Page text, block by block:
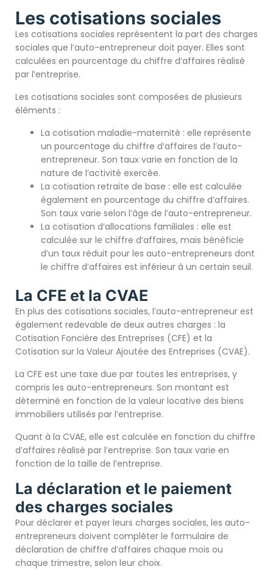
Les cotisations sociales
Les cotisations sociales représentent la part des charges
sociales que l’auto-entrepreneur doit payer. Elles sont
calculées en pourcentage du chiffre d’affaires réalisé
par l’entreprise.
Les cotisations sociales sont composées de plusieurs
éléments :
La cotisation maladie-maternité : elle représente
un pourcentage du chiffre d’affaires de l’auto-
entrepreneur. Son taux varie en fonction de la
nature de l’activité exercée.
La cotisation retraite de base : elle est calculée
également en pourcentage du chiffre d’affaires.
Son taux varie selon l’âge de l’auto-entrepreneur.
La cotisation d’allocations familiales : elle est
calculée sur le chiffre d’affaires, mais bénéficie
d’un taux réduit pour les auto-entrepreneurs dont
le chiffre d’affaires est inférieur à un certain seuil.
La CFE et la CVAE
En plus des cotisations sociales, l’auto-entrepreneur est
également redevable de deux autres charges : la
Cotisation Foncière des Entreprises (CFE) et la
Cotisation sur la Valeur Ajoutée des Entreprises (CVAE).
La CFE est une taxe due par toutes les entreprises, y
compris les auto-entrepreneurs. Son montant est
déterminé en fonction de la valeur locative des biens
immobiliers utilisés par l’entreprise.
Quant à la CVAE, elle est calculée en fonction du chiffre
d’affaires réalisé par l’entreprise. Son taux varie en
fonction de la taille de l’entreprise.
La déclaration et le paiement
des charges sociales
Pour déclarer et payer leurs charges sociales, les auto-
entrepreneurs doivent compléter le formulaire de
déclaration de chiffre d’affaires chaque mois ou
chaque trimestre, selon leur choix.